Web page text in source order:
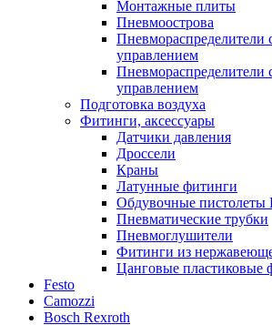
Монтажные плиты
Пневмоострова
Пневмораспределители
управлением
Пневмораспределители
управлением
Подготовка воздуха
Фитинги, аксессуары
Датчики давления
Дроссели
Краны
Латунные фитинги
Обдувочные
Пневматические трубки
Пневмоглушители
Фитинги из
Цанговые пластиковые
Festo
Camozzi
Bosch Rexroth